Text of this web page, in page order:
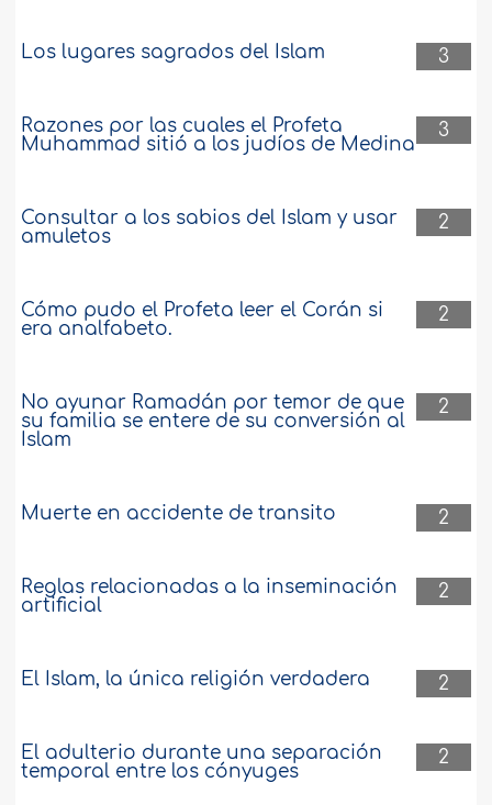
3
Los lugares sagrados del Islam
3
Razones por las cuales el Profeta
Muhammad sitió a los judíos de Medina
2
Consultar a los sabios del Islam y usar
amuletos
2
Cómo pudo el Profeta leer el Corán si
era analfabeto.
2
No ayunar Ramadán por temor de que
su familia se entere de su conversión al
Islam
2
Muerte en accidente de transito
2
Reglas relacionadas a la inseminación
artificial
2
El Islam, la única religión verdadera
2
El adulterio durante una separación
temporal entre los cónyuges